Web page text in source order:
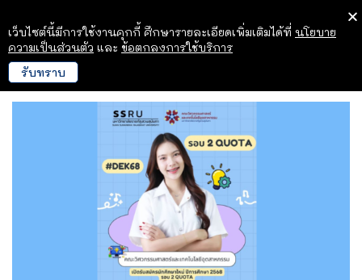
เว็บไซต์นี้มีการใช้งานคุกกี้ ศึกษารายละเอียดเพิ่มเติมได้ที่ นโยบาย
ความเป็นส่วนตัว และ ข้อตกลงการใช้บริการ
รับทราบ